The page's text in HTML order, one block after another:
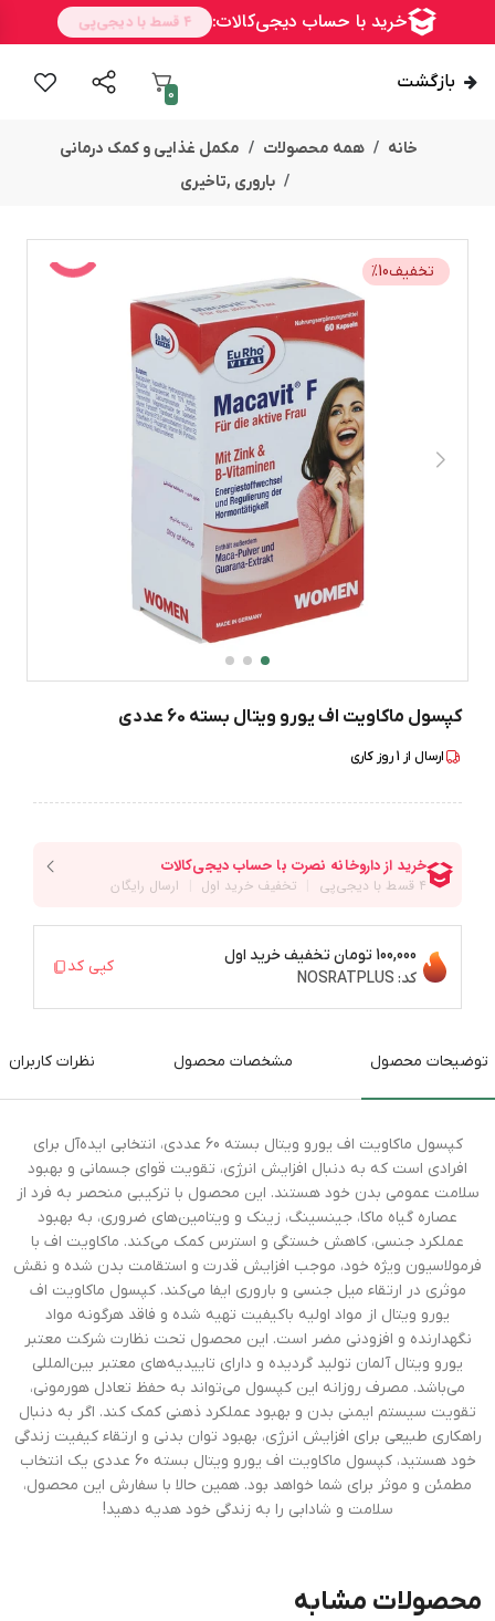
بازگشت
0
خانه همه محصولات
مکمل غذایی و کمک درمانی
باروری ,تاخیری
تخفیف %10
کپسول ماکاویت اف یورو ویتال بسته 60 عددی
ارسال از 1روز کاری
100,000 تومان
تخفیف خرید اول
کد: NOSRATPLUS
کپی کد
توضیحات محصول مشخصات محصول نظرات کاربران
کپسول ماکاویت اف یورو ویتال بسته 60 عددی، انتخابی ایده‌آل برای
افرادی است که به دنبال افزایش انرژی، تقویت قوای جسمانی و بهبود
سلامت عمومی بدن خود هستند. این محصول با ترکیبی منحصر به فرد از
عصاره گیاه ماکا، جینسینگ، زینک و ویتامین‌های ضروری، به بهبود
عملکرد جنسی، کاهش خستگی و استرس کمک می‌کند. ماکاویت اف با
فرمولاسیون ویژه خود، موجب افزایش قدرت و استقامت بدن شده و نقش
موثری در ارتقاء میل جنسی و باروری ایفا می‌کند. کپسول ماکاویت اف
یورو ویتال از مواد اولیه باکیفیت تهیه شده و فاقد هرگونه مواد
نگهدارنده و افزودنی مضر است. این محصول تحت نظارت شرکت معتبر
یورو ویتال آلمان تولید گردیده و دارای تاییدیه‌های معتبر بین‌المللی
می‌باشد. مصرف روزانه این کپسول می‌تواند به حفظ تعادل هورمونی،
تقویت سیستم ایمنی بدن و بهبود عملکرد ذهنی کمک کند. اگر به دنبال
راهکاری طبیعی برای افزایش انرژی، بهبود توان بدنی و ارتقاء کیفیت زندگی
خود هستید، کپسول ماکاویت اف یورو ویتال بسته 60 عددی یک انتخاب
مطمئن و موثر برای شما خواهد بود. همین حالا با سفارش این محصول،
سلامت و شادابی را به زندگی خود هدیه دهید!
محصولات مشابه